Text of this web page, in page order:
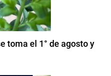
toma el 1° de agosto y